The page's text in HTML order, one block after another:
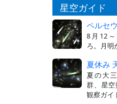
星空ガイド
ペルセ
8月12
ろ。月明
夏休み
夏の大
群、星
観察ガイ